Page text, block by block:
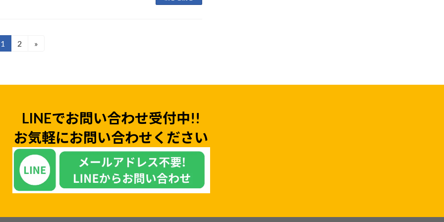
固
1
固
2 »
LINEでお問い合わせ受付中!!
お気軽にお問い合わせください